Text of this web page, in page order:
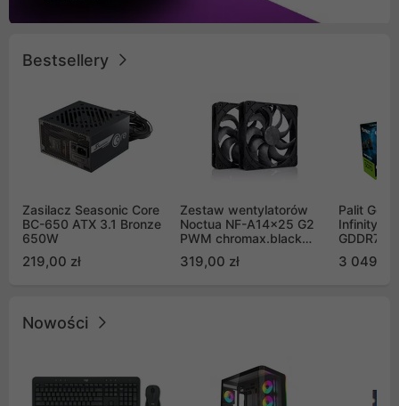
Bestsellery
Zasilacz Seasonic Core
BC-650 ATX 3.1 Bronze
650W
219,00 zł
Zestaw wentylatorów
Noctua NF-A14x25 G2
PWM chromax.black
Push Pull (2szt)
319,00 zł
Palit
Infinity 3
GDDR7
GB2050S)
3 049,00
Nowości